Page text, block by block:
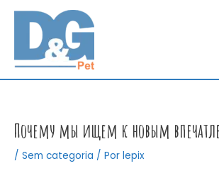
conteúdo
Почему мы ищем к новым
/ Sem categoria / Por lepix